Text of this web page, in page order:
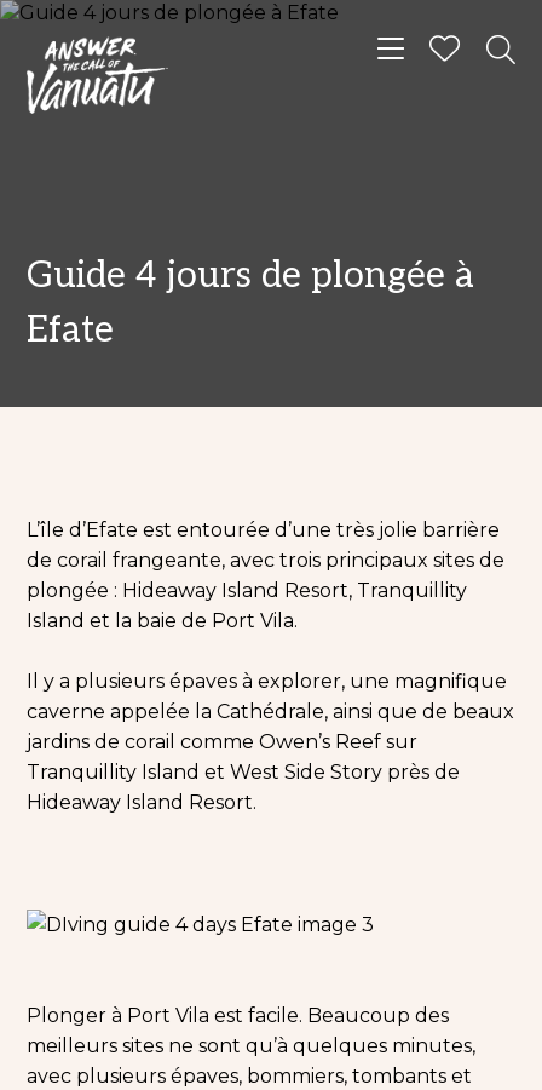
Toggle
Guide 4 jours de plongée à
Efate
L’île d’Efate est entourée d’une très jolie barrière
de corail frangeante, avec trois principaux sites de
plongée : Hideaway Island Resort, Tranquillity
Island et la baie de Port Vila.
Il y a plusieurs épaves à explorer, une magnifique
caverne appelée la Cathédrale, ainsi que de beaux
jardins de corail comme Owen’s Reef sur
Tranquillity Island et West Side Story près de
Hideaway Island Resort.
Plonger à Port Vila est facile. Beaucoup des
meilleurs sites ne sont qu’à quelques minutes,
avec plusieurs épaves, bommiers, tombants et